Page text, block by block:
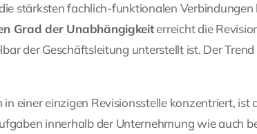
stärksten fachlich-funktionalen Verbindungen
Grad der Unabhängigkeiterreicht die
der Geschäftsleitung unterstellt ist. Der
einer einzigen Revisionsstelle konzentriert, ist
innerhalb der Unternehmung wie auch